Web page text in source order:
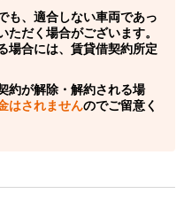
も、適合しない車両であっ
だく場合がございます。
場合には、賃貸借契約所定
約が解除・解約される場
はされませんのでご留意く